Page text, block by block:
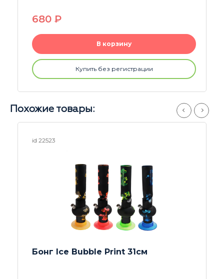
680 P
В корзину
Купить без регистрации
Похожие товары:
id 22523
Бонг Ice Bubble Print 31см